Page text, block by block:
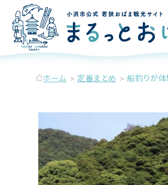
ホーム 定番まとめ 船釣りが